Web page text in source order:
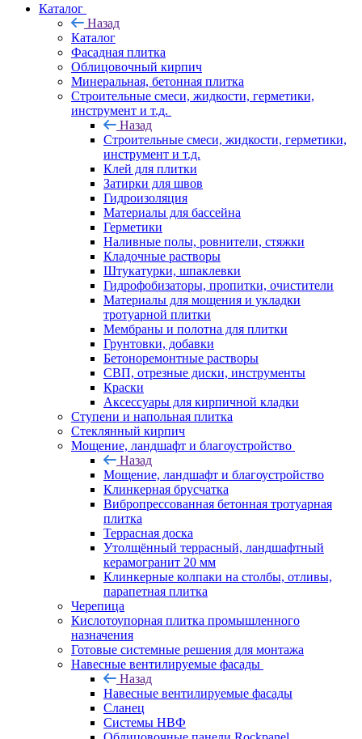
Каталог
Назад
Каталог
Фасадная плитка
Облицовочный кирпич
Минеральная, бетонная плитка
Строительные смеси, жидкости, герметики,
инструмент и т.д.
Назад
Строительные смеси, жидкости, герметики,
инструмент и т.д.
Клей для плитки
Затирки для швов
Гидроизоляция
Материалы для бассейна
Герметики
Наливные полы, ровнители, стяжки
Кладочные растворы
Штукатурки, шпаклевки
Гидрофобизаторы, пропитки, очистители
Материалы для мощения и укладки
тротуарной плитки
Мембраны и полотна для плитки
Грунтовки, добавки
Бетоноремонтные растворы
СВП, отрезные диски, инструменты
Краски
Аксессуары для кирпичной кладки
Ступени и напольная плитка
Cтеклянный кирпич
Мощение, ландшафт и благоустройство
Назад
Мощение, ландшафт и благоустройство
Клинкерная брусчатка
Вибропрессованная бетонная тротуарная
плитка
Террасная доска
Утолщённый террасный, ландшафтный
керамогранит 20 мм
Клинкерные колпаки на столбы, отливы,
парапетная плитка
Черепица
Кислотоупорная плитка промышленного
назначения
Готовые системные решения для монтажа
Навесные вентилируемые фасады
Назад
Навесные вентилируемые фасады
Сланец
Системы НВФ